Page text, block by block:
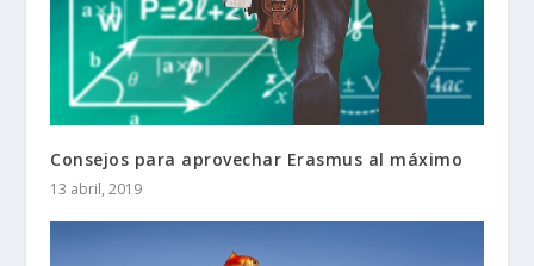
Consejos para aprovechar Erasmus al máximo
13 abril, 2019